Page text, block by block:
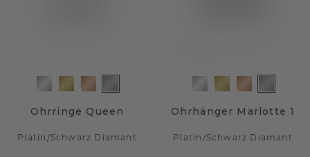
Ohrringe Queen
Platin /Schwarz Diamant
Ohrhänger Marlotte 1
Platin /Schwarz Diamant